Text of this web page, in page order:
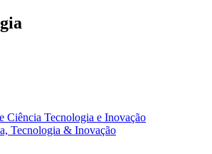
Ciência Tecnologia e Inovação
Tecnologia & Inovação